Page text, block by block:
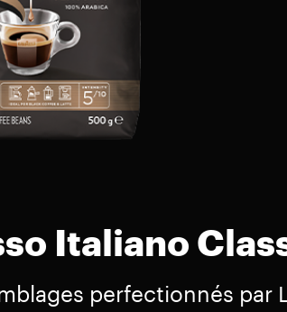
Italiano
perfectionnés par